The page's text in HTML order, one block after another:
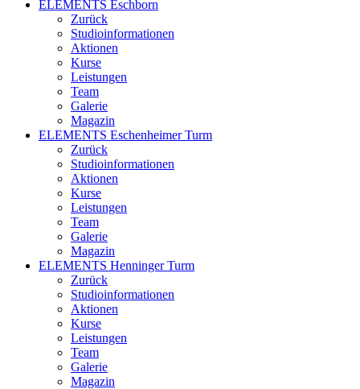
ELEMENTS Eschborn
Zurück
Studioinformationen
Aktionen
Kurse
Leistungen
Team
Galerie
Magazin
ELEMENTS Eschenheimer Turm
Zurück
Studioinformationen
Aktionen
Kurse
Leistungen
Team
Galerie
Magazin
ELEMENTS Henninger Turm
Zurück
Studioinformationen
Aktionen
Kurse
Leistungen
Team
Galerie
Magazin